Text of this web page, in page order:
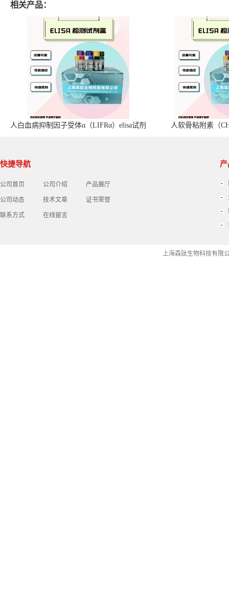
相关产品：
人白血病抑制因子受体α（LIFRα）elisa试剂
人软骨粘附素（
快捷导航
公司首页 公司介绍 产品展厅
公司动态 技术文章 证书荣誉
联系方式 在线留言
上海森肽生物科技有限